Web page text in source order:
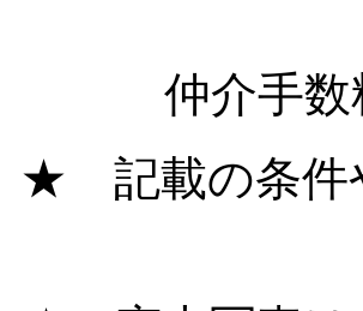
仲介手
★ 記載の条件